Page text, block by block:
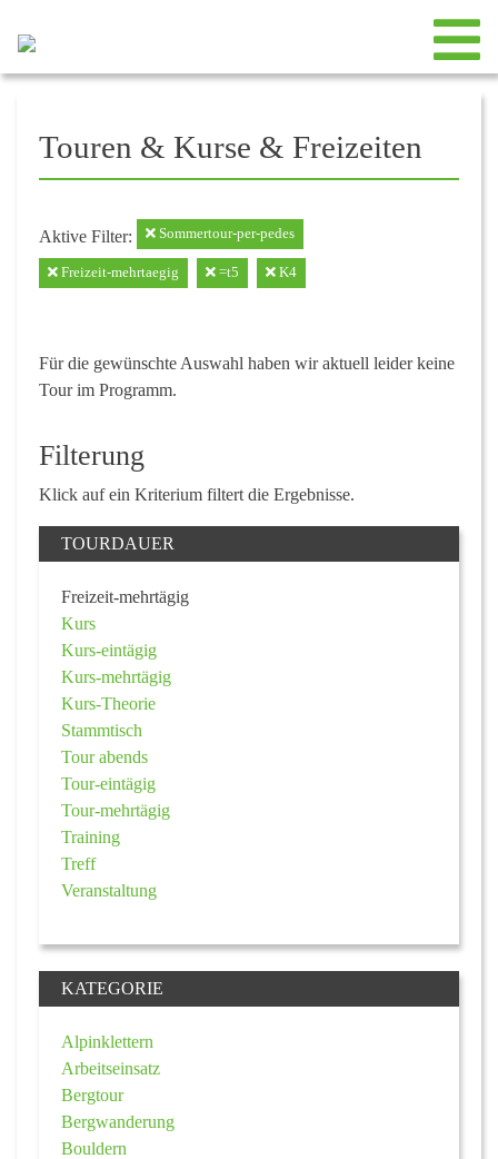
Touren & Kurse & Freizeiten
Aktive Filter: Sommertour-per-pedes
Freizeit-mehrtaegig =t5 K4
Für die gewünschte Auswahl haben wir aktuell leider keine
Tour im Programm.
Filterung
Klick auf ein Kriterium filtert die Ergebnisse.
TOURDAUER
Freizeit-mehrtägig
Kurs
Kurs-eintägig
Kurs-mehrtägig
Kurs-Theorie
Stammtisch
Tour abends
Tour-eintägig
Tour-mehrtägig
Training
Treff
Veranstaltung
KATEGORIE
Alpinklettern
Arbeitseinsatz
Bergtour
Bergwanderung
Bouldern